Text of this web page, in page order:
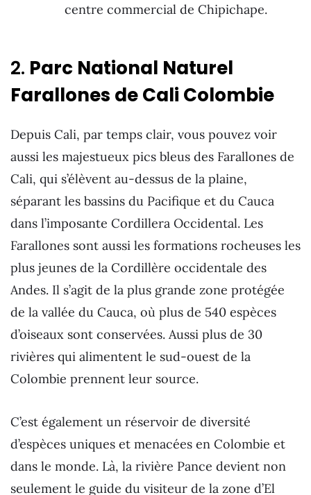
centre commercial de Chipichape.
2. Parc National Naturel
Farallones de Cali Colombie
Depuis Cali, par temps clair, vous pouvez voir
aussi les majestueux pics bleus des Farallones de
Cali, qui s’élèvent au-dessus de la plaine,
séparant les bassins du Pacifique et du Cauca
dans l’imposante Cordillera Occidental. Les
Farallones sont aussi les formations rocheuses les
plus jeunes de la Cordillère occidentale des
Andes. Il s’agit de la plus grande zone protégée
de la vallée du Cauca, où plus de 540 espèces
d’oiseaux sont conservées. Aussi plus de 30
rivières qui alimentent le sud-ouest de la
Colombie prennent leur source.
C’est également un réservoir de diversité
d’espèces uniques et menacées en Colombie et
dans le monde. Là, la rivière Pance devient non
seulement le guide du visiteur de la zone d’El